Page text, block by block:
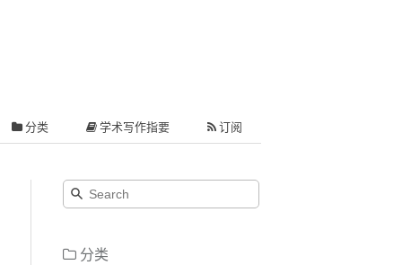
分类 学术写作指要 订阅
分类